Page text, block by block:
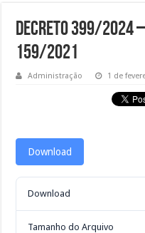
DECRETO 399/2024 –
159/2021
Administração 1 de
Download
Download
Tamanho do Arquivo